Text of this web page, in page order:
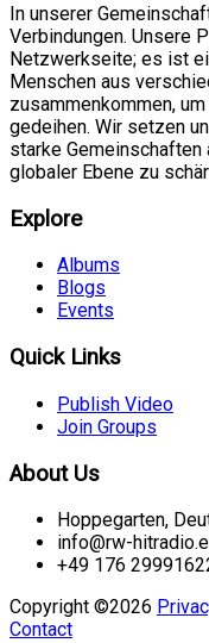
In unserer
Verbindungen. Unsere
Netzwerkseite; es ist
Menschen aus
zusammenkommen,
gedeihen. Wir setzen
starke
globaler Ebene zu
Explore
Albums
Blogs
Events
Quick Links
Publish Video
Join Groups
About Us
Hoppegarten,
info@rw-
+49 176
Copyright ©2026
Contact